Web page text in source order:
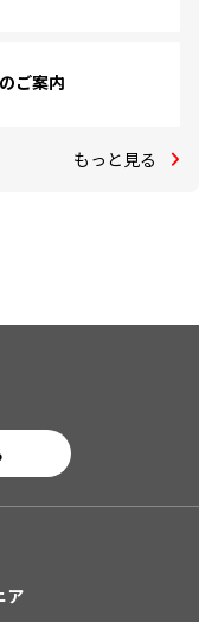
ご案内
もっと見る
ア